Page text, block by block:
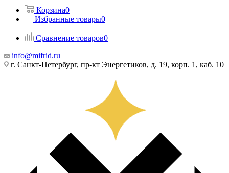
Корзина0
Избранные товары0
Сравнение товаров0
info@mifrid.ru
г. Санкт-Петербург, пр-кт Энергетиков, д. 19, корп. 1, каб. 10